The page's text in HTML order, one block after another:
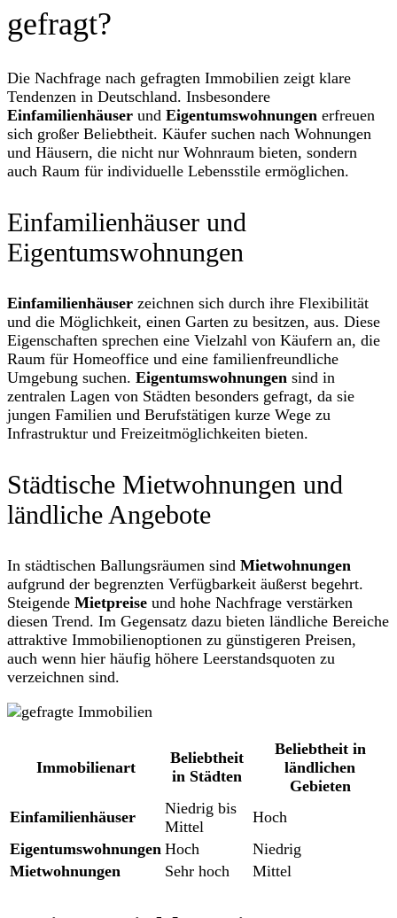
gefragt?
Die Nachfrage nach gefragten Immobilien zeigt klare
Tendenzen in Deutschland. Insbesondere
Einfamilienhäuser und Eigentumswohnungen erfreuen
sich großer Beliebtheit. Käufer suchen nach Wohnungen
und Häusern, die nicht nur Wohnraum bieten, sondern
auch Raum für individuelle Lebensstile ermöglichen.
Einfamilienhäuser und
Eigentumswohnungen
Einfamilienhäuser zeichnen sich durch ihre Flexibilität
und die Möglichkeit, einen Garten zu besitzen, aus. Diese
Eigenschaften sprechen eine Vielzahl von Käufern an, die
Raum für Homeoffice und eine familienfreundliche
Umgebung suchen. Eigentumswohnungen sind in
zentralen Lagen von Städten besonders gefragt, da sie
jungen Familien und Berufstätigen kurze Wege zu
Infrastruktur und Freizeitmöglichkeiten bieten.
Städtische Mietwohnungen und
ländliche Angebote
In städtischen Ballungsräumen sind Mietwohnungen
aufgrund der begrenzten Verfügbarkeit äußerst begehrt.
Steigende Mietpreise und hohe Nachfrage verstärken
diesen Trend. Im Gegensatz dazu bieten ländliche Bereiche
attraktive Immobilienoptionen zu günstigeren Preisen,
auch wenn hier häufig höhere Leerstandsquoten zu
verzeichnen sind.
Immobilienart
Beliebtheit
in Städten
Beliebtheit in
ländlichen
Gebieten
Einfamilienhäuser
Niedrig bis
Mittel
Hoch
Eigentumswohnungen Hoch
Niedrig
Mietwohnungen
Sehr hoch Mittel